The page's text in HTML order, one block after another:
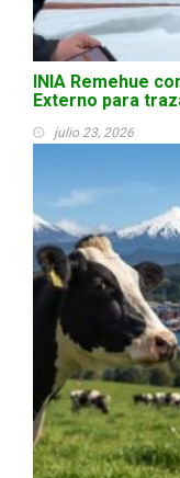
INIA Remehue
Externo para
julio 23, 2026